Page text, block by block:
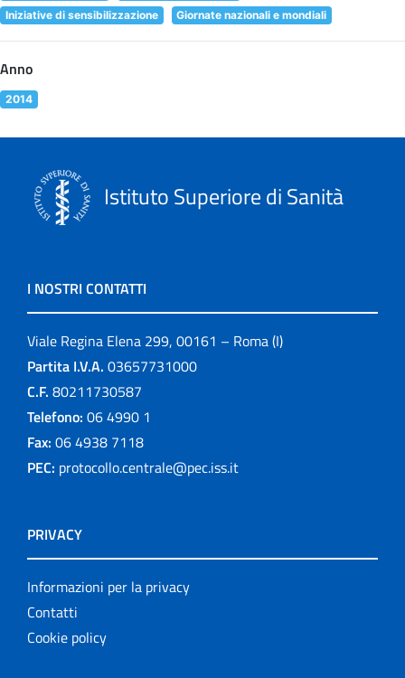
Iniziative di sensibilizzazione
Giornate nazionali e mondiali
Anno
2014
Istituto Superiore di Sanità
I NOSTRI CONTATTI
Viale Regina Elena 299, 00161 – Roma (I)
Partita I.V.A. 03657731000
C.F. 80211730587
Telefono: 06 4990 1
Fax: 06 4938 7118
PEC: protocollo.centrale@pec.iss.it
PRIVACY
Informazioni per la privacy
Contatti
Cookie policy